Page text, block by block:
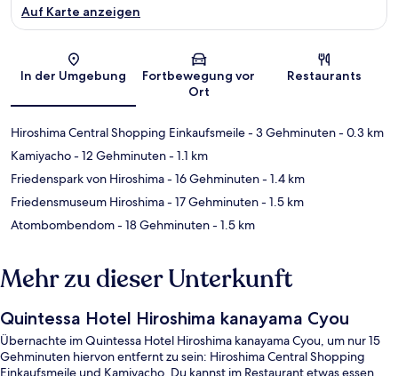
Auf Karte anzeigen
In der Umgebung
Fortbewegung vor
Ort
Restaurants
Hiroshima Central Shopping Einkaufsmeile- 3 Gehminuten- 0.3 km
Kamiyacho- 12 Gehminuten- 1.1 km
Friedenspark von Hiroshima- 16 Gehminuten- 1.4 km
Friedensmuseum Hiroshima- 17 Gehminuten- 1.5 km
Atombombendom- 18 Gehminuten- 1.5 km
Mehr zu dieser Unterkunft
Quintessa Hotel Hiroshima kanayama Cyou
Übernachte im Quintessa Hotel Hiroshima kanayama Cyou, um nur 15
Gehminuten hiervon entfernt zu sein: Hiroshima Central Shopping
Einkaufsmeile und Kamiyacho. Du kannst im Restaurant etwas essen